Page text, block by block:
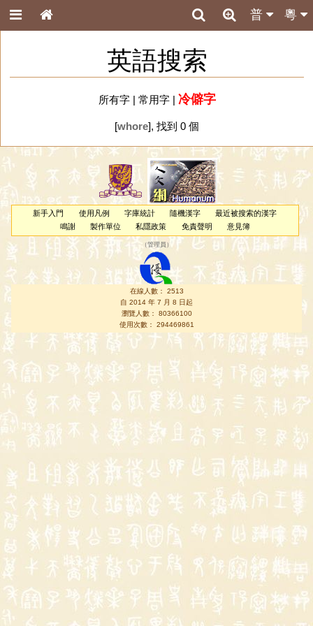
粵
普
英語搜索
所有字| 常用字| 冷僻字
[whore], 找到 0 個
新手入門 使用凡例 字庫統計 隨機漢字
最近被搜索的漢字
鳴謝
製作單位 私隱政策 免責聲明 意見簿
（管理員 ）
在線人數： 2513
自 2014 年 7 月 8 日起
瀏覽人數： 80366100
使用次數： 294469861